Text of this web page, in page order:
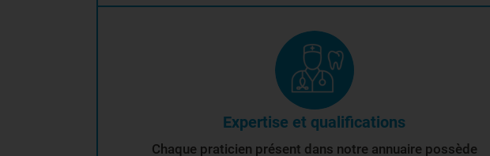
Expertise et qualifications
Chaque praticien présent dans notre annuaire possède